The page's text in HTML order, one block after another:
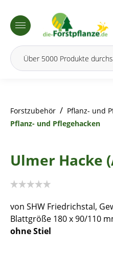
springen
Forstzubehör / Pflanz- und
Pflanz- und Pflegehacken
Ulmer Hacke
von SHW Friedrichstal,
Blattgröße 180 x 90/110
ohne Stiel